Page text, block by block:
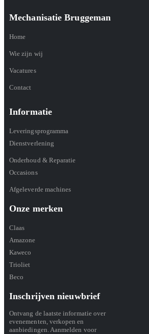
Mechanisatie Bruggeman
Home
Wie zijn wij
Vacatures
Contact
Informatie
Leveringsprogramma
Dienstverlening
Onderhoud & Reparatie
Occasions
Afgeleverde machines
Onze merken
Claas
Amazone
Kaweco
Trioliet
Beco
Inschrijven nieuwbrief
Ontvang de laatste informatie over
evenementen, verkopen en
aanbiedingen. Aanmelden voor